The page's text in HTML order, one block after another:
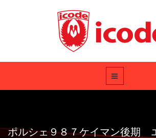
ポルシェ９８７ケイマン後期